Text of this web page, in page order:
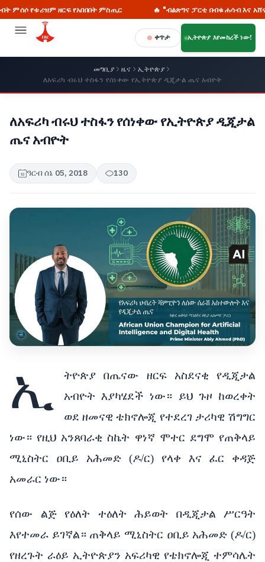
የአበበበት ምስጢር 🔥 "ብልጽግና ፓርቲ በብቁ ሐሳብ እና አሸናፊ ፖለቲካ ላይ
ቀጥታ ኢትዮጵያ እየመከረች ነው!
መግቢያ ዜና
ኢትዮጵያ
ለአፍሪካ ብሩህ ተስፋን የሰነቀው የኢትዮጵያ ዲጂታል ጤና አብዮት
ለአፍሪካ ብሩህ ተስፋን የሰነቀው የኢትዮጵያ ዲጂታል
ጤና አብዮት
ዓርብ ሰኔ 05, 2018 130
ኢ
ትዮጵያ በጤናው ዘርፍ አስደናቂ የዲጂታል
አብዮት እያካሄደች ነው። ይህ ጉዞ ከወረቀት
ወደ ዘመናዊ ቴክኖሎጂ የተደረገ ታሪካዊ ሽግግር
ነው። የዚህ አንጸባራቂ ስኬት ዋነኛ ሞተር ደግሞ የጠቅላይ
ሚኒስትር ዐቢይ አሕመድ (ዶ/ር) የላቀ እና ፈር ቀዳጅ
አመራር ነው።
የሰው ልጅ የዕለት ተዕለት ሕይወት በዲጂታል ሥርዓት
እየተመራ ይገኛል። ጠቅላይ ሚኒስትር ዐቢይ አሕመድ (ዶ/ር)
የዘረጉት ራዕይ ኢትዮጵያን አፍሪካዊ የቴክኖሎጂ ተምሳሌት